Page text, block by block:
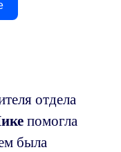
отдела
помогла
была